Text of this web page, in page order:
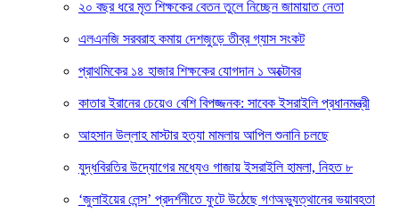
২০ বছর ধরে মৃত শিক্ষকের বেতন তুলে নিচ্ছেন জামায়াত নেতা
এলএনজি সরবরাহ কমায় দেশজুড়ে তীব্র গ্যাস সংকট
প্রাথমিকের ১৪ হাজার শিক্ষকের যোগদান ১ অক্টোবর
কাতার ইরানের চেয়েও বেশি বিপজ্জনক: সাবেক ইসরাইলি প্রধানমন্ত্রী
আহসান উল্লাহ মাস্টার হত্যা মামলায় আপিল শুনানি চলছে
যুদ্ধবিরতির উদ্যোগের মধ্যেও গাজায় ইসরাইলি হামলা, নিহত ৮
‘জুলাইয়ের লেন্স’ প্রদর্শনীতে ফুটে উঠেছে গণঅভ্যুত্থানের ভয়াবহতা